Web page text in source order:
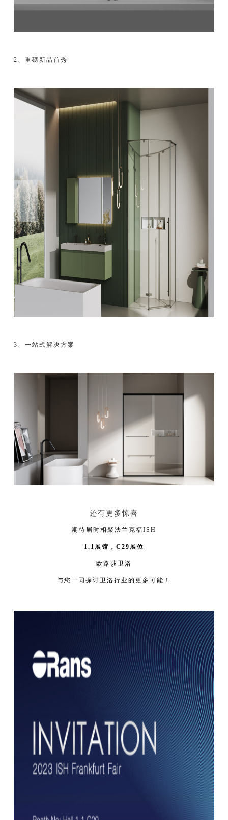
2、重磅新品首秀
3、一站式解决方案
还有更多惊喜
期待届时相聚法兰克福ISH
1.1展馆，C29展位
欧路莎卫浴
与您一同探讨卫浴行业的更多可能！